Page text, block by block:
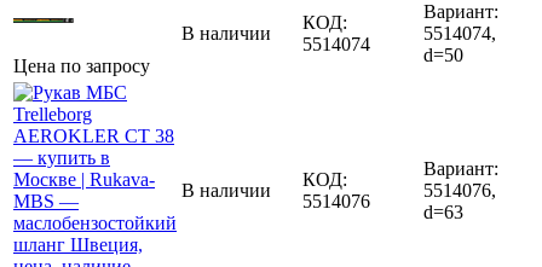
Цена по запросу
В наличии
КОД:
5514074
Вариант:
5514074,
d=50
В наличии
КОД:
5514076
Вариант:
5514076,
d=63